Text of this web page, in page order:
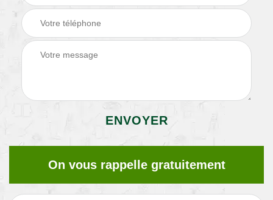
On vous rappelle gratuitement